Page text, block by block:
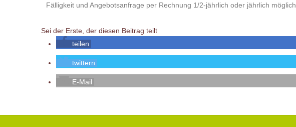
Fälligkeit und Angebotsanfrage per Rechnung 1/2-jährlich oder jährlich möglich.
Sei der Erste, der diesen Beitrag teilt
teilen
twittern
E-Mail